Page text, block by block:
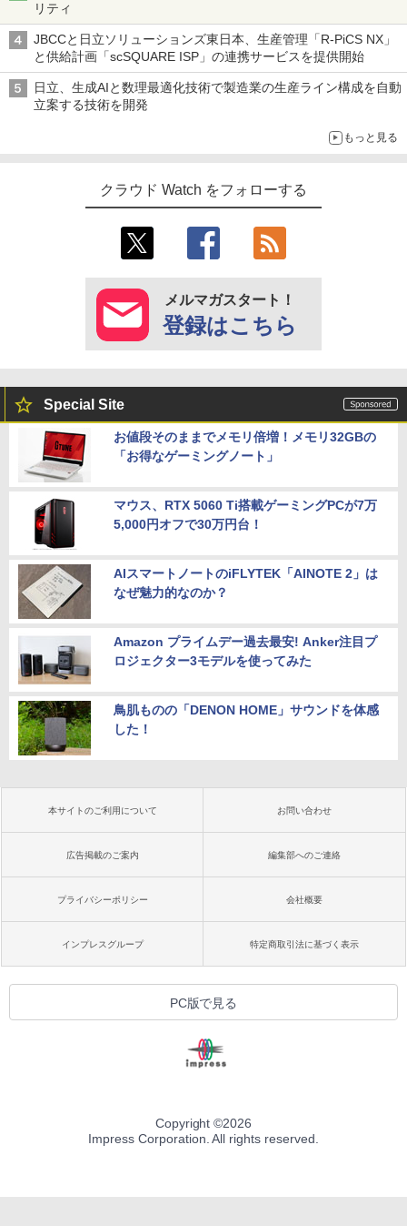
リティ
JBCCと日立ソリューションズ東日本、生産管理「R-PiCS NX」
と供給計画「scSQUARE ISP」の連携サービスを提供開始
日立、生成AIと数理最適化技術で製造業の生産ライン構成を自動
立案する技術を開発
もっと見る
クラウド Watch をフォローする
メルマガスタート！
登録はこちら
Special Site
お値段そのままでメモリ倍増！メモリ32GBの
「お得なゲーミングノート」
マウス、RTX 5060 Ti搭載ゲーミングPCが7万
5,000円オフで30万円台！
AIスマートノートのiFLYTEK「AINOTE 2」は
なぜ魅力的なのか？
Amazon プライムデー過去最安! Anker注目プ
ロジェクター3モデルを使ってみた
鳥肌ものの「DENON HOME」サウンドを体感
した！
本サイトのご利用について お問い合わせ
広告掲載のご案内 編集部へのご連絡
プライバシーポリシー 会社概要
インプレスグループ 特定商取引法に基づく表示
PC版で見る
Copyright ©2026
Impress Corporation. All rights reserved.